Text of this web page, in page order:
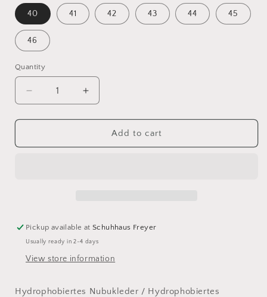
40 41 42 43 44 45
46
Quantity
Decrease
quantity
for
-
Increase
quantity
for
-
Add to cart
Pickup available atSchuhhaus Freyer
Usually ready in 2-4 days
View store information
Hydrophobiertes Nubukleder / Hydrophobiertes